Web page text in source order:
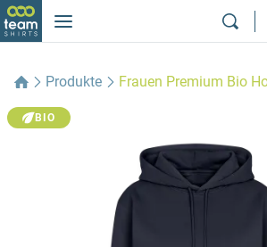
Produkte Frauen Premium Bio
BIO